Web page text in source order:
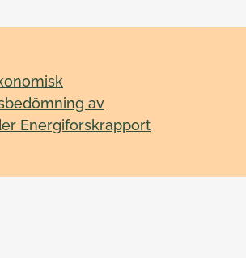
av
Energiforskrapport